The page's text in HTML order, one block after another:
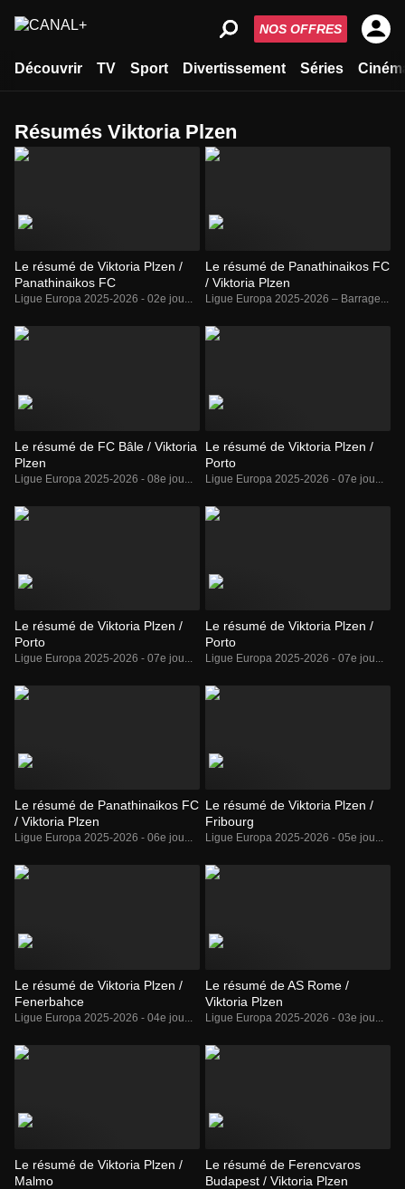
Découvrir TV Sport Divertissement Séries
NOS OFFRES
Résumés Viktoria Plzen
Le résumé de Viktoria Plzen /
Panathinaikos FC
Ligue Europa 2025-2026 - 02e jou...
Le résumé de Panathinaikos FC
/ Viktoria Plzen
Ligue Europa 2025-2026 – Barrage...
Le résumé de FC Bâle / Viktoria
Plzen
Ligue Europa 2025-2026 - 08e jou...
Le résumé de Viktoria Plzen /
Porto
Ligue Europa 2025-2026 - 07e jou...
Le résumé de Viktoria Plzen /
Porto
Ligue Europa 2025-2026 - 07e jou...
Le résumé de Viktoria Plzen /
Porto
Ligue Europa 2025-2026 - 07e jou...
Le résumé de Panathinaikos FC
/ Viktoria Plzen
Ligue Europa 2025-2026 - 06e jou...
Le résumé de Viktoria Plzen /
Fribourg
Ligue Europa 2025-2026 - 05e jou...
Le résumé de Viktoria Plzen /
Fenerbahce
Ligue Europa 2025-2026 - 04e jou...
Le résumé de AS Rome /
Viktoria Plzen
Ligue Europa 2025-2026 - 03e jou...
Le résumé de Viktoria Plzen /
Malmo
Le résumé de Ferencvaros
Budapest / Viktoria Plzen